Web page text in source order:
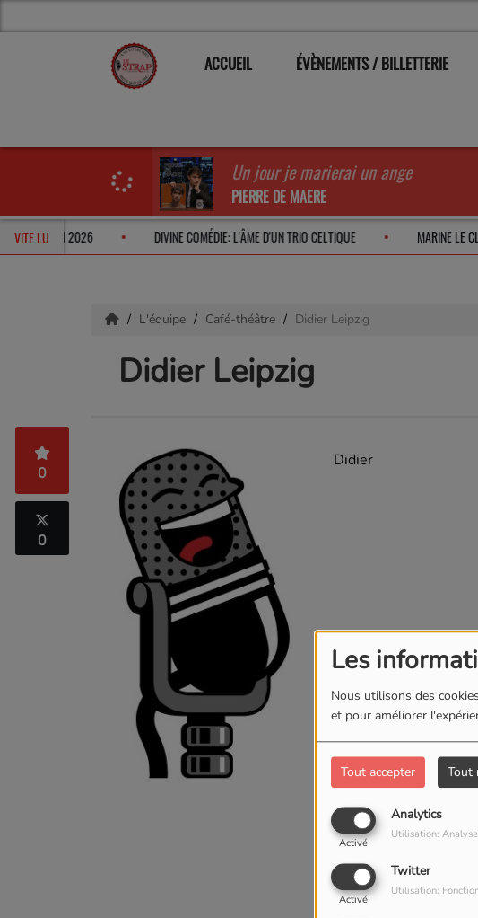
Les
Nous utilisons des
et pour améliorer
Tout accepter Tout
Analytics
Activé
Utilisation: Analyse
Twitter
Activé
Utilisation:
ACCUEIL ÉVÈNEMENTS / BILLETTERIE
Un jour je marierai un ange
PIERRE DE MAERE
VITE LU
LILI ROCHE EN 2026 DIVINE COMÉDIE: L'ÂME D'UN TRIO CELTIQUE MARINE
L'équipe Café-théâtre Didier Leipzig
Didier Leipzig
0
0
Didier